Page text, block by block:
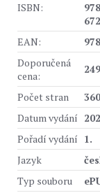
ISBN:
EAN:
Doporučená
cena:
Počet stran
Datum vydání
Pořadí vydání 1.
Jazyk
Typ souboru